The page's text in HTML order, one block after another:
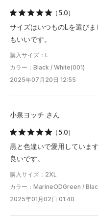
（5.0）
サイズはいつものLを選び
もいいです。
購入サイズ：L
カラー：Black / White(001)
2025年07月20日 12:55
小泉ヨッチ さん
（5.0）
黒と色違いで愛用していま
良いです。
購入サイズ：2XL
カラー：MarineODGreen /
2025年01月02日 01:40